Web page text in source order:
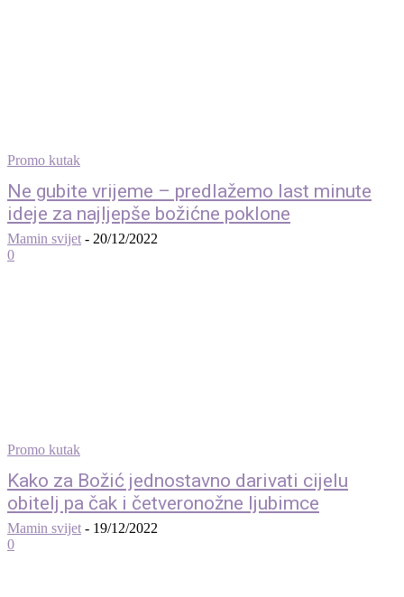
Promo kutak
Ne gubite vrijeme – predlažemo last minute
ideje za najljepše božićne poklone
Mamin svijet - 20/12/2022
0
Promo kutak
Kako za Božić jednostavno darivati cijelu
obitelj pa čak i četveronožne ljubimce
Mamin svijet - 19/12/2022
0